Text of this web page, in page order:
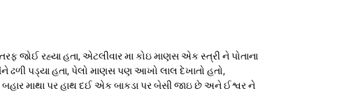
જોઈ રહ્યા હતા, એટલીવાર મા કોઇ માણસ એક સ્ત્રી ને પોતાના
ઢળી પડ્યા હતા, પેલો માણસ પણ આખો લાલ દેખાતો હતો,
માથા પર હાથ દઈ એક બાકડા પર બેસી જાઇ છે અને ઈશ્વર ને